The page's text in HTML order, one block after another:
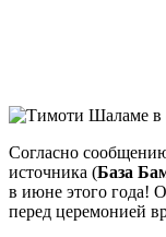
Согласно
источника (База
в июне этого года!
перед церемонией